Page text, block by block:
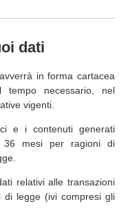
dati
in forma cartacea
tempo necessario, nel
vigenti.
e i contenuti generati
36 mesi per ragioni di
relativi alle transazioni
di legge (ivi compresi gli